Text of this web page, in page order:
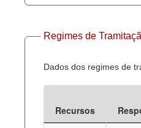
Regimes de
Dados dos regimes de
Recursos